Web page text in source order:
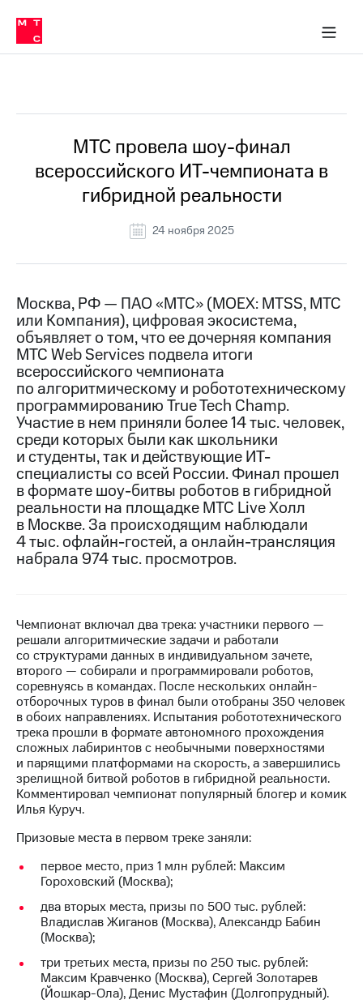
Медиа-центр
и акционерам
Устойчивое развитие
Комплаенс и деловая этика
компании
Карьера
История
компании
Руководство
информация
Контакты
Медиа-центр
Пресс-
релизы
МТС
о технологиях
Достижения
Интервью
Финансовая
отчетность
Контакты
и акционерам
Корпоративное
управление
Корпоративный
секретарь
Раскрытие
информации
Информация
акционерам
Документы
ПАО
"МТС"
Собрания
Личный
кабинет
Акционерный
капитал
Контроль
и
аудит
Рынок
в МТС
Пресс-
релизы
МТС
о технологиях
МТС провела шоу-финал
всероссийского ИТ-чемпионата в
гибридной реальности
24 ноября 2025
Москва, РФ — ПАО «МТС» (MOEX: MTSS, МТС
или Компания), цифровая экосистема,
объявляет о том, что ее дочерняя компания
МТС Web Services подвела итоги
всероссийского чемпионата
по алгоритмическому и робототехническому
программированию True Tech Champ.
Участие в нем приняли более 14 тыс. человек,
среди которых были как школьники
и студенты, так и действующие ИТ-
специалисты со всей России. Финал прошел
в формате шоу-битвы роботов в гибридной
реальности на площадке МТС Live Холл
в Москве. За происходящим наблюдали
4 тыс. офлайн-гостей, а онлайн-трансляция
набрала 974 тыс. просмотров.
Чемпионат включал два трека: участники первого —
решали алгоритмические задачи и работали
со структурами данных в индивидуальном зачете,
второго — собирали и программировали роботов,
соревнуясь в командах. После нескольких онлайн-
отборочных туров в финал были отобраны 350 человек
в обоих направлениях. Испытания робототехнического
трека прошли в формате автономного прохождения
сложных лабиринтов с необычными поверхностями
и парящими платформами на скорость, а завершились
зрелищной битвой роботов в гибридной реальности.
Комментировал чемпионат популярный блогер и комик
Илья Куруч.
Призовые места в первом треке заняли:
первое место, приз 1 млн рублей: Максим
Гороховский (Москва);
два вторых места, призы по 500 тыс. рублей:
Владислав Жиганов (Москва), Александр Бабин
(Москва);
три третьих места, призы по 250 тыс. рублей:
Максим Кравченко (Москва), Сергей Золотарев
(Йошкар-Ола), Денис Мустафин (Долгопрудный).